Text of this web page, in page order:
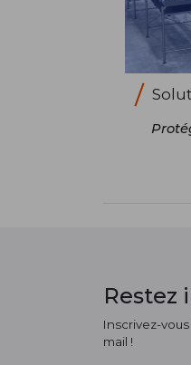
Restez
Inscrivez-
mail !